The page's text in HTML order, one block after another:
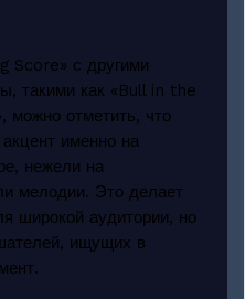
Score» с другими
такими как «Bull in the
можно отметить, что
именно на
нежели на
мелодии. Это делает
широкой аудитории, но
ищущих в